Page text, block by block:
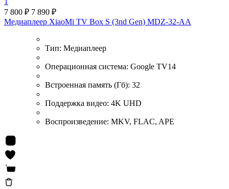
7 800 ₽ 7 890 ₽
Медиаплеер XiaoMi TV Box S (3nd Gen) MDZ-32-AA
Тип: Медиаплеер
Операционная система: Google TV14
Встроенная память (Гб): 32
Поддержка видео: 4K UHD
Воспроизведение: MKV, FLAC, APE